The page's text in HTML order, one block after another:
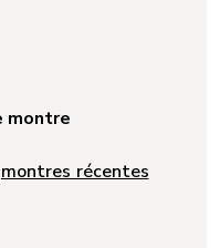
montre
montres récentes